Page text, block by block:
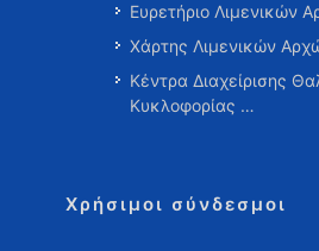
Ευρετήριο Λιμενικών
Χάρτης Λιμενικών
Κέντρα Διαχείρισης
Κυκλοφορίας …
Χρήσιμοι σύνδεσμοι